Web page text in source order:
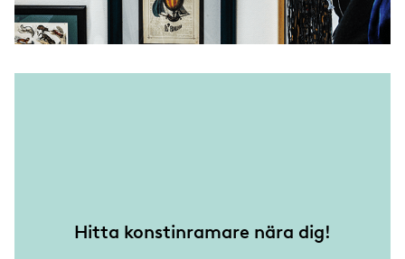
Hitta konstinramare nära dig!